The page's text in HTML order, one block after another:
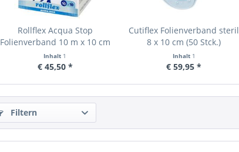
Rollflex Acqua Stop
Folienverband 10 m x 10 cm
Inhalt 1
€ 45,50 *
Cutiflex Folienverband steril
8 x 10 cm (50 Stck.)
Inhalt 1
€ 59,95 *
Filtern